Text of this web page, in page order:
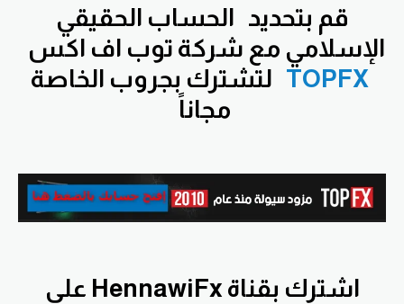
قم بتحديد الحساب الحقيقي
الإسلامي مع شركة توب اف اكس
TOPFX لتشترك بجروب الخاصة
مجاناً
اشترك بقناة HennawiFx على